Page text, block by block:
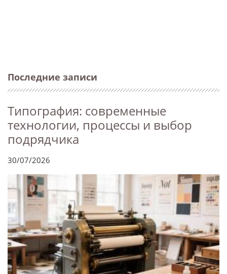
Последние записи
Типография: современные
технологии, процессы и выбор
подрядчика
30/07/2026